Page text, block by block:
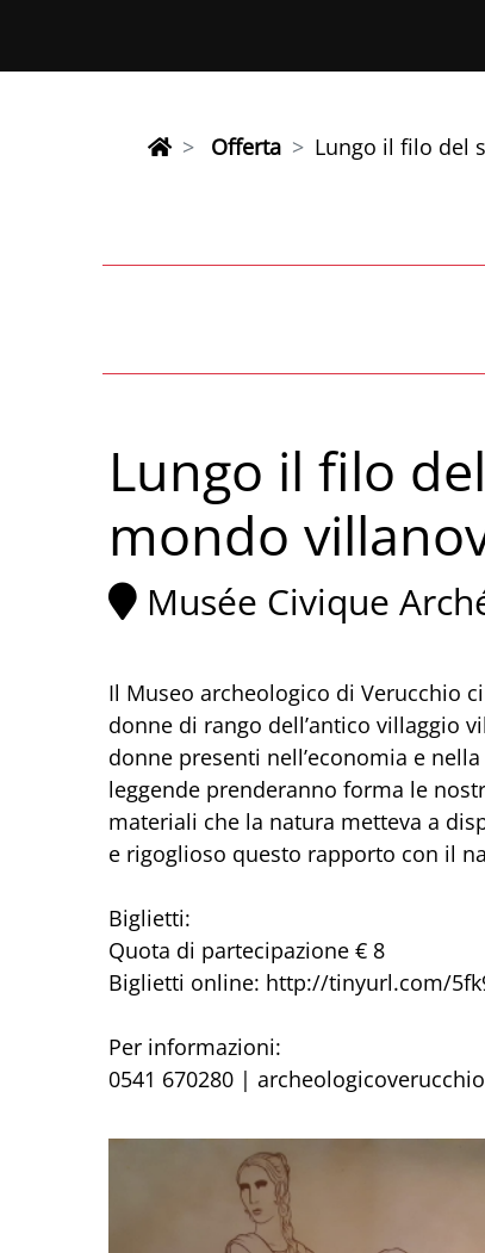
Offerta Lungo il filo del
Lungo il filo
mondo
Musée Civique
Il Museo archeologico di Verucchio
donne di rango dell’antico villaggio
donne presenti nell’economia e
leggende prenderanno forma le
materiali che la natura metteva a
e rigoglioso questo rapporto con il
Biglietti:
Quota di partecipazione € 8
Biglietti online: http://tinyurl.com/
Per informazioni:
0541 670280 |